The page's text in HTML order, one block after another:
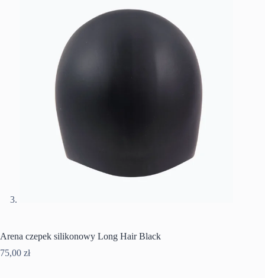
Arena czepek silikonowy Long Hair Black
75,00 zł